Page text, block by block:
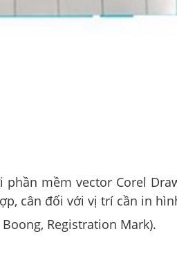
mềm vector Corel
cân đối với vị trí cần in
Registration Mark).